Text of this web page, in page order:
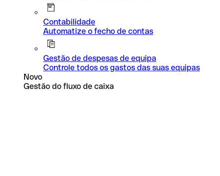
Contabilidade
Automatize o fecho de contas
Gestão de despesas de equipa
Controle todos os gastos das suas equipas
Novo
Gestão do fluxo de caixa